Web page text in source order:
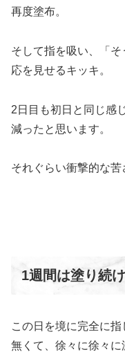
再度塗布。
そして指を吸い、「
応を見せるキッキ。
2日目も初日と同じ感
減ったと思います。
それぐらい衝撃的な
1週間は塗り続
この日を境に完全に
無くて、徐々に徐々に